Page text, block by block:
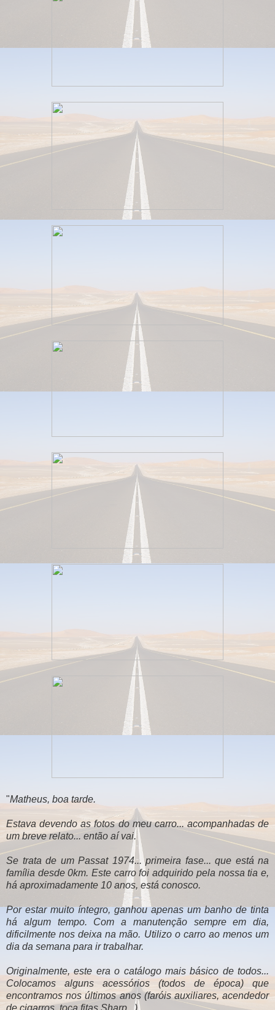
"Matheus, boa tarde.
Estava devendo as fotos do meu carro... acompanhadas de
um breve relato... então aí vai.
Se trata de um Passat 1974... primeira fase... que está na
família desde 0km. Este carro foi adquirido pela nossa tia e,
há aproximadamente 10 anos, está conosco.
Por estar muito íntegro, ganhou apenas um banho de tinta
há algum tempo. Com a manutenção sempre em dia,
dificilmente nos deixa na mão. Utilizo o carro ao menos um
dia da semana para ir trabalhar.
Originalmente, este era o catálogo mais básico de todos...
Colocamos alguns acessórios (todos de época) que
encontramos nos últimos anos (faróis auxiliares, acendedor